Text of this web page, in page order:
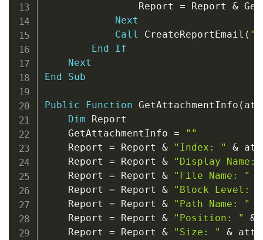
                Report
= Report &
Next
Call CreateReportEmail (
End
If
Next
End
Sub
Public Function GetAttachmentInfo (
Dim Report
    GetAttachmentInfo
=
""
    Report
= Report & "Index: " &
    Report
= Report &
"Display Name:
    Report
= Report & "File Name: "
    Report
= Report &
"Block Level: "
    Report
= Report & "Path Name: "
    Report
= Report & "Position: " &
    Report
= Report & "Size: " &